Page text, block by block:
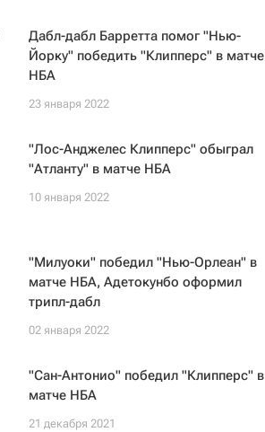
Дабл-дабл Барретта помог "Нью-
Йорку" победить "Клипперс" в матче
НБА
23 января 2022
"Лос-Анджелес Клипперс" обыграл
"Атланту" в матче НБА
10 января 2022
"Милуоки" победил "Нью-Орлеан" в
матче НБА, Адетокунбо оформил
трипл-дабл
02 января 2022
"Сан-Антонио" победил "Клипперс" в
матче НБА
21 декабря 2021